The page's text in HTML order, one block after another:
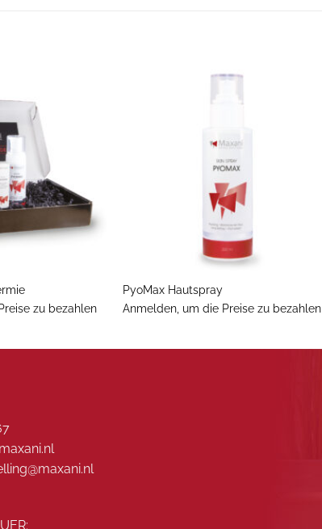
zu bezahlen
PyoMax Hautspray
Anmelden, um die Preise zu bezahlen